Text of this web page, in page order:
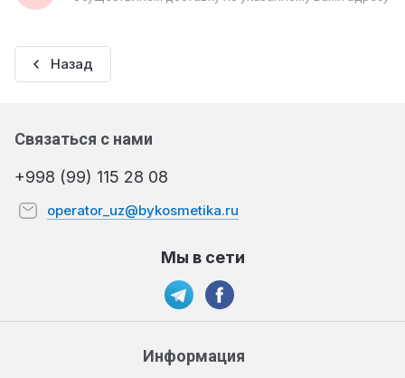
Назад
Информация
Связаться с нами
+998 (99) 115 28 08
operator_uz@bykosmetika.ru
Мы в сети